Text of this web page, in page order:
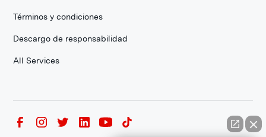
Términos y condiciones
Descargo de responsabilidad
All Services